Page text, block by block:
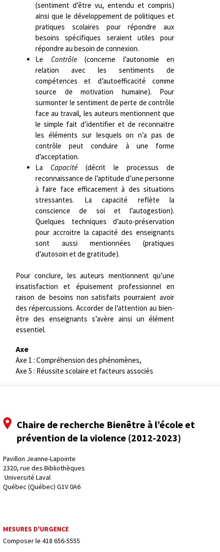
(sentiment d’être vu, entendu et compris)
ainsi que le développement de politiques et
pratiques scolaires pour répondre aux
besoins spécifiques seraient utiles pour
répondre au besoin de connexion.
Le Contrôle(concerne l’autonomie en
relation avec les sentiments de
compétences et d’autoefficacité comme
source de motivation humaine). Pour
surmonter le sentiment de perte de contrôle
face au travail, les auteurs mentionnent que
le simple fait d’identifier et de reconnaitre
les éléments sur lesquels on n’a pas de
contrôle peut conduire à une forme
d’acceptation.
La Capacité (décrit le processus de
reconnaissance de l’aptitude d’une personne
à faire face efficacement à des situations
stressantes. La capacité reflète la
conscience de soi et l’autogestion).
Quelques techniques d’auto-préservation
pour accroitre la capacité des enseignants
sont aussi mentionnées (pratiques
d’autosoin et de gratitude).
Pour conclure, les auteurs mentionnent qu’une
insatisfaction et épuisement professionnel en
raison de besoins non satisfaits pourraient avoir
des répercussions. Accorder de l’attention au bien-
être des enseignants s’avère ainsi un élément
essentiel.
Axe
Axe 1 : Compréhension des phénomènes,
Axe 5 : Réussite scolaire et facteurs associés
Chaire de recherche Bienêtre à l’école et
prévention de la violence (2012-2023)
Pavillon Jeanne-Lapointe
2320, rue des Bibliothèques
Université Laval
Québec (Québec) G1V 0A6
MESURES D'URGENCE
Composer le 418 656-5555